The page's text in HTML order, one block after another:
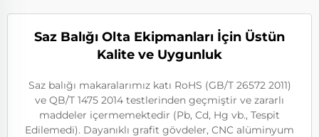
Saz Balığı Olta Ekipmanları İçin Üstün
Kalite ve Uygunluk
Saz balığı makaralarımız katı RoHS (GB/T 26572 2011)
ve QB/T 1475 2014 testlerinden geçmiştir ve zararlı
maddeler içermemektedir (Pb, Cd, Hg vb., Tespit
Edilemedi). Dayanıklı grafit gövdeler, CNC alüminyum